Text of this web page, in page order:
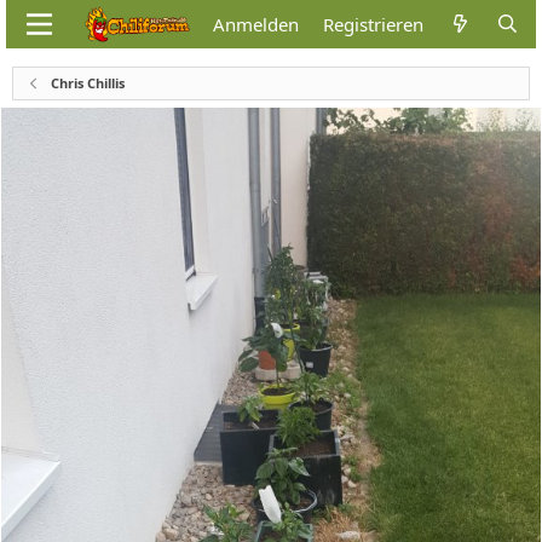
Anmelden Registrieren
Chris Chillis